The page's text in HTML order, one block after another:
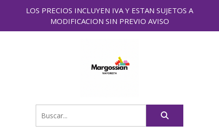
LOS PRECIOS INCLUYEN IVA Y ESTAN SUJETOS A
MODIFICACION SIN PREVIO AVISO